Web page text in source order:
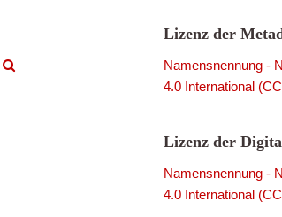
Lizenz der
Namensnennung -
4.0 International
Lizenz der
Namensnennung -
4.0 International